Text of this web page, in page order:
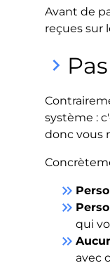
Avant de
reçues sur
keyboard_arrow_right
système :
donc vous
keyboard_double_arrow_right
keyboard_double_arrow_right
qui
keyboard_double_arrow_right
avec